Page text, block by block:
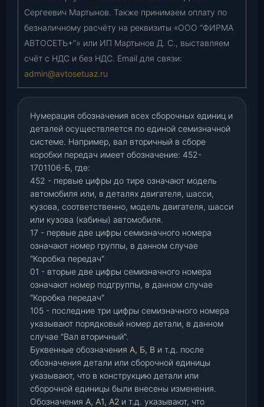
Сергеевич Мартынов. Также принимаем оплату по
безналичному расчёту на реквизиты «ООО “ФИРМА
АВТОСЕТЬ+”» или ИП Мартынов Д. С., выставляем
счёт с НДС и без НДС. Email для связи:
admin@avtosetuaz.ru
Нумерация обозначения всех сборочных единиц и
деталей осуществляется по единой семизначной
системе. Например, вал вторичный в сборе
коробки передач имеет обозначение: 452-
1701106-Б, где:
452 - первые цифры до тире означают модель
автомобиля или, в деталях двигателя, шасси,
кузова, соответственно, модель двигателя, шасси
или кузова (кабины) автомобиля.
17 - первые две цифры семизначного номера
означают номер группы, в данном случае
"Коробка передач"
01 - вторые две цифры семизначного номера
означают номер подгруппы, в данном случае
"Коробка передач"
105 - последние три цифры семизначного номера
указывают порядковый номер детали, в данном
случае "Вал вторичный".
Буквенные обозначения А, Б, В и т.д. после
обозначения детали или сборочной единицы
указывают, что в конструкцию детали или
сборочной единицы были внесены изменения.
Обозначения А, А1, А2 и т.д. указывают, что